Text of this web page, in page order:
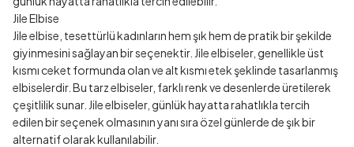
Jile Elbise
Jile elbise, tesettürlü kadınların hem şık hem de pratik bir şekilde
giyinmesini sağlayan bir seçenektir. Jile elbiseler, genellikle üst
kısmı ceket formunda olan ve alt kısmı etek şeklinde tasarlanmış
elbiselerdir. Bu tarz elbiseler, farklı renk ve desenlerde üretilerek
çeşitlilik sunar. Jile elbiseler, günlük hayatta rahatlıkla tercih
edilen bir seçenek olmasının yanı sıra özel günlerde de şık bir
alternatif olarak kullanılabilir.